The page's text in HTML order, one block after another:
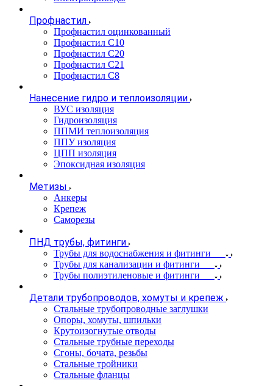
Профнастил
Профнастил оцинкованный
Профнастил С10
Профнастил С20
Профнастил С21
Профнастил С8
Нанесение гидро и теплоизоляции
ВУС изоляция
Гидроизоляция
ППМИ теплоизоляция
ППУ изоляция
ЦПП изоляция
Эпоксидная изоляция
Метизы
Анкеры
Крепеж
Саморезы
ПНД трубы, фитинги
Трубы для водоснабжения и фитинги
Трубы для канализации и фитинги
Трубы полиэтиленовые и фитинги
Детали трубопроводов, хомуты и крепеж
Стальные трубопроводные заглушки
Опоры, хомуты, шпильки
Крутоизогнутые отводы
Стальные трубные переходы
Сгоны, бочата, резьбы
Стальные тройники
Стальные фланцы